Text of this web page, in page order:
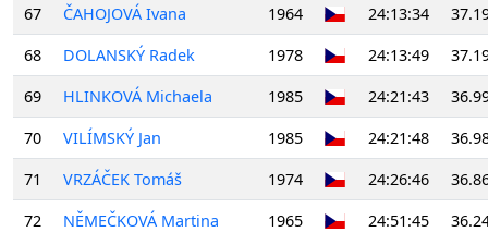
67
ČAHOJOVÁ Ivana 1964 24:13:34
68
DOLANSKÝ Radek 1978 24:13:49
69
HLINKOVÁ Michaela 1985 24:21:43
70
VILÍMSKÝ Jan 1985 24:21:48
71
VRZÁČEK Tomáš 1974 24:26:46
72
NĚMEČKOVÁ Martina 1965 24:51:45